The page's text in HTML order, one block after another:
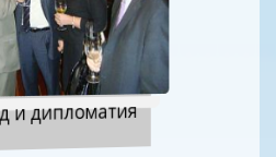
и дипломатия